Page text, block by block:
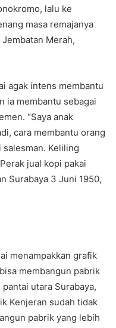
lalu ke
masa remajanya
Merah,
agak intens membantu
ia membantu sebagai
“Saya anak
cara membantu orang
salesman. Keliling
jual kopi pakai
Surabaya 3 Juni 1950,
menampakkan grafik
membangun pabrik
utara Surabaya,
Kenjeran sudah tidak
pabrik yang lebih